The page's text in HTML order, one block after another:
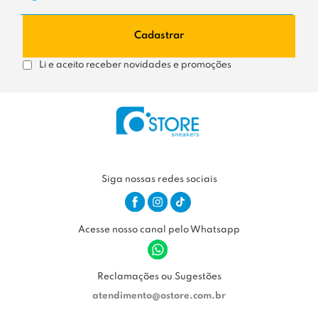
Cadastrar
Li e aceito receber novidades e promoções
Siga nossas redes sociais
Acesse nosso canal pelo Whatsapp
Reclamações ou Sugestões
atendimento@ostore.com.br